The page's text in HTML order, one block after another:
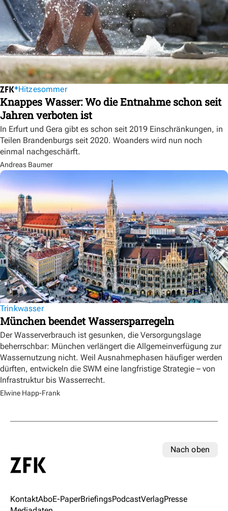
Hitzesommer
Knappes Wasser: Wo die Entnahme schon seit
Jahren verboten ist
In Erfurt und Gera gibt es schon seit 2019 Einschränkungen, in
Teilen Brandenburgs seit 2020. Woanders wird nun noch
einmal nachgeschärft.
Andreas Baumer
Trinkwasser
München beendet Wassersparregeln
Der Wasserverbrauch ist gesunken, die Versorgungslage
beherrschbar: München verlängert die Allgemeinverfügung zur
Wassernutzung nicht. Weil Ausnahmephasen häufiger werden
dürften, entwickeln die SWM eine langfristige Strategie – von
Infrastruktur bis Wasserrecht.
Elwine Happ-Frank
Nach oben
KontaktAboE-PaperBriefingsPodcastVerlagPresse